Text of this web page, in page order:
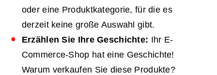
oder eine Produktkategorie, für die es
derzeit keine große Auswahl gibt.
Erzählen Sie Ihre Geschichte: Ihr E-
Commerce-Shop hat eine Geschichte!
Warum verkaufen Sie diese Produkte?